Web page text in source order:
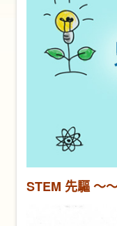
STEM 先驅 ～